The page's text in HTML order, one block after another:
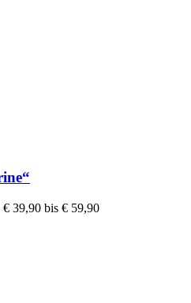
€ 39,90 bis € 59,90